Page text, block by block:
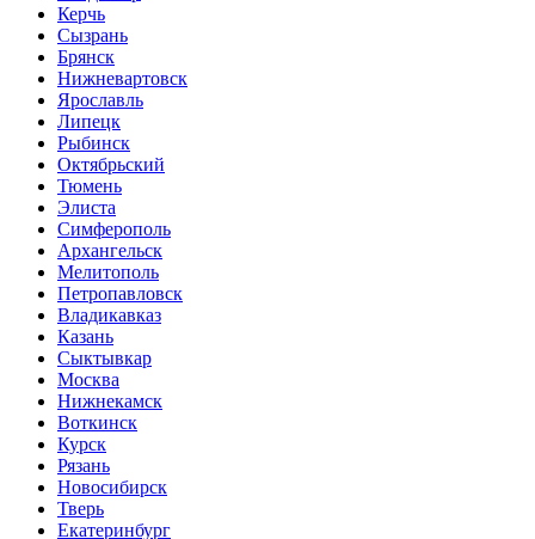
Керчь
Сызрань
Брянск
Нижневартовск
Ярославль
Липецк
Рыбинск
Октябрьский
Тюмень
Элиста
Симферополь
Архангельск
Мелитополь
Петропавловск
Владикавказ
Казань
Сыктывкар
Москва
Нижнекамск
Воткинск
Курск
Рязань
Новосибирск
Тверь
Екатеринбург